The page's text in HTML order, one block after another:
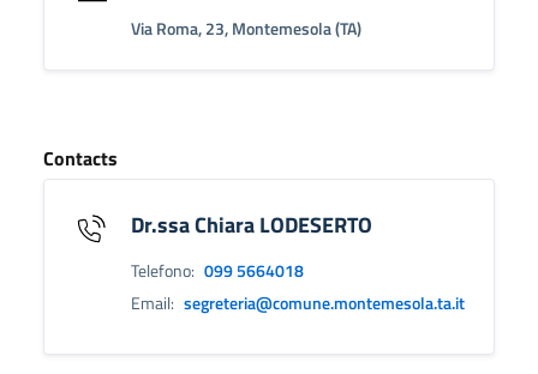
Via Roma, 23, Montemesola (TA)
Contacts
Dr.ssa Chiara LODESERTO
Telefono: 099 5664018
Email: segreteria@comune.montemesola.ta.it